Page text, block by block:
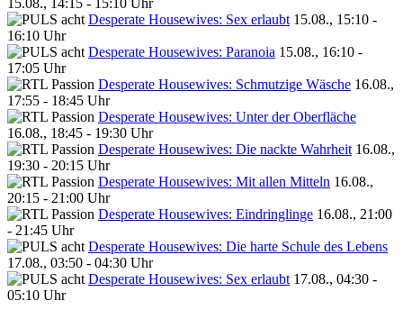
Desperate Housewives: Sex erlaubt 15.08., 15:10 -
16:10 Uhr
Desperate Housewives: Paranoia 15.08., 16:10 -
17:05 Uhr
Desperate Housewives: Schmutzige Wäsche 16.08.,
17:55 - 18:45 Uhr
Desperate Housewives: Unter der Oberfläche
16.08., 18:45 - 19:30 Uhr
Desperate Housewives: Die nackte Wahrheit 16.08.,
19:30 - 20:15 Uhr
Desperate Housewives: Mit allen Mitteln 16.08.,
20:15 - 21:00 Uhr
Desperate Housewives: Eindringlinge 16.08., 21:00
- 21:45 Uhr
Desperate Housewives: Die harte Schule des Lebens
17.08., 03:50 - 04:30 Uhr
Desperate Housewives: Sex erlaubt 17.08., 04:30 -
05:10 Uhr